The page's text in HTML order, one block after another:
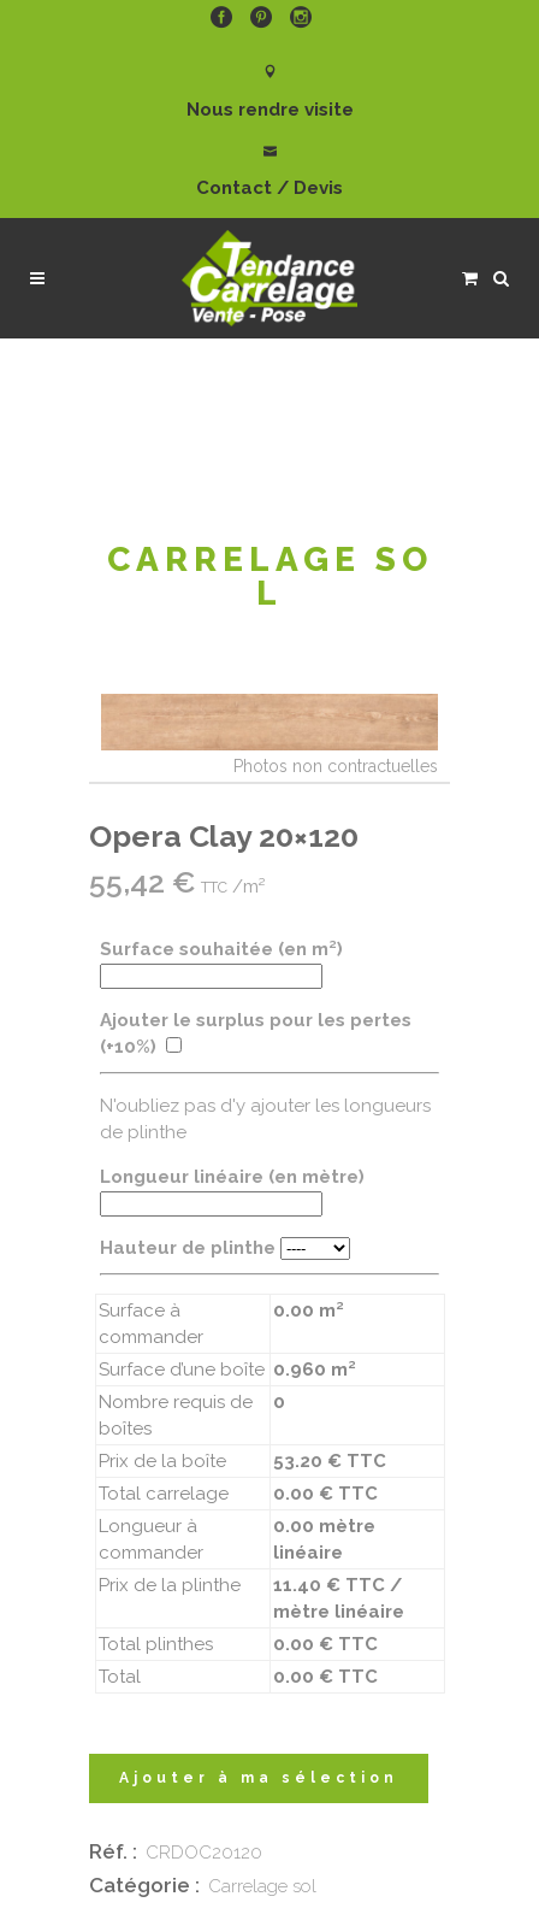
Nous rendre visite
Contact / Devis
CARRELAGE SO
L
Opera Clay 20×120
55,42 € TTC /m²
Surface souhaitée (en m²)
Ajouter le surplus pour les pertes
(+10%)
N'oubliez pas d'y ajouter les longueurs
de plinthe
Longueur linéaire (en mètre)
Hauteur de plinthe
Surface à
commander
0.00 m²
Surface d’une boîte 0.960 m²
Nombre requis de
boîtes
0
Prix de la boîte
53.20 € TTC
Total carrelage
0.00 € TTC
Longueur à
commander
0.00 mètre
linéaire
Prix de la plinthe
11.40 € TTC /
mètre linéaire
Total plinthes
0.00 € TTC
Total
0.00 € TTC
Ajouter à ma sélection
Réf. : CRDOC20120
Catégorie : Carrelage sol